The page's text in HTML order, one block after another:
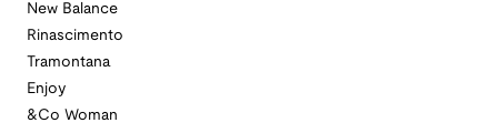
New Balance
Rinascimento
Tramontana
Enjoy
&Co Woman